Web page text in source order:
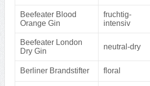
Beefeater Blood
Orange Gin
fruchtig-
intensiv
Beefeater London
Dry Gin
neutral-dry
Berliner Brandstifter floral